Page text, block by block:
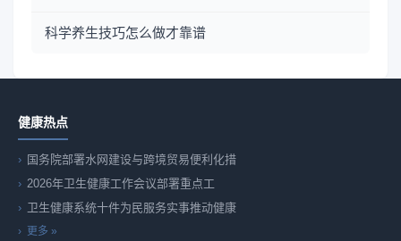
科学养生技巧怎么做才靠谱
健康热点
国务院部署水网建设与跨境贸易便利化措
2026年卫生健康工作会议部署重点工
卫生健康系统十件为民服务实事推动健康
更多 »